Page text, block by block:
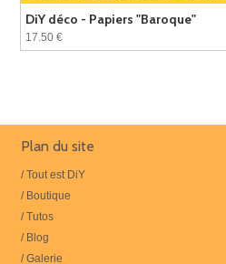
DiY déco - Papiers "Baroque"
17.50 €
Plan du site
/ Tout est DiY
/ Boutique
/ Tutos
/ Blog
/ Galerie